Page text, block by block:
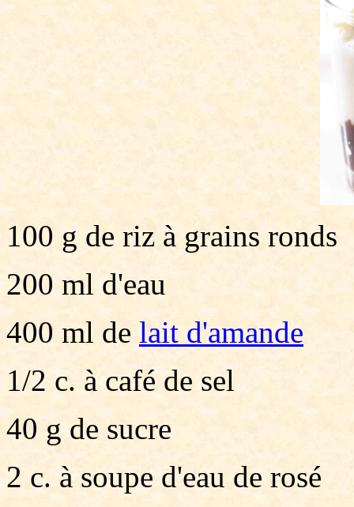
100 g de riz à grains ronds
200 ml d'eau
400 ml de lait d'amande
1/2 c. à café de sel
40 g de sucre
2 c. à soupe d'eau de rosé